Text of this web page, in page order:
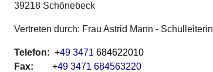
39218 Schönebeck
Vertreten durch: Frau Astrid Mann - Schulleiterin
Telefon: +49 3471 684622010
Fax:
+49 3471 684563220